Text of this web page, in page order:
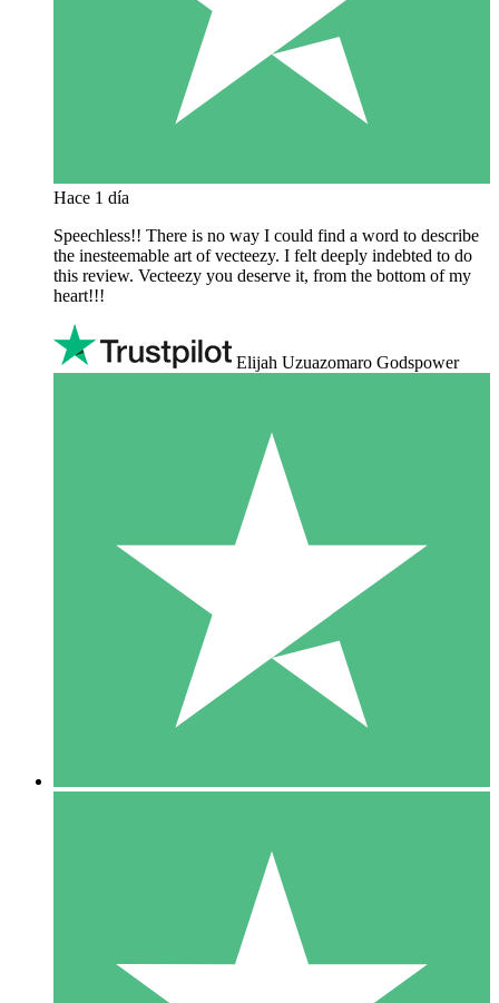
Hace 1 día
Speechless!! There is no way I could find a word to describe
the inesteemable art of vecteezy. I felt deeply indebted to do
this review. Vecteezy you deserve it, from the bottom of my
heart!!!
Elijah Uzuazomaro Godspower